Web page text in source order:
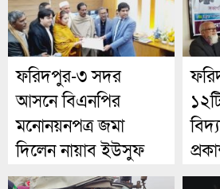
ফরিদপুর-৩ সদর
আসনে বিএনপির
মনোনয়নপত্র জমা
দিলেন নায়াব ইউসুফ
আহমেদ